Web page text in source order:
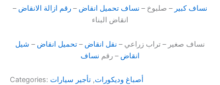
نساف كبير – صلبوخ – نساف تحميل انقاض – رقم ازالة الانقاض –
انقاض البناء
نساف صغير – تراب زراعي – نقل انقاض – تحميل انقاض – شيل
انقاض – رقم نساف
Categories: أصباغ وديكورات, تأجير سيارات